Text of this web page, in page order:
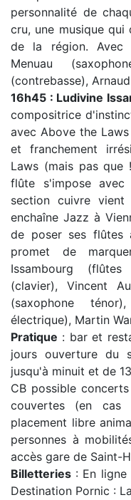
personnalité de
cru, une musique qui
de la région. Avec
Menuau
(contrebasse),
16h45 : Ludivine
compositrice
avec Above the
et franchement
Laws (mais pas que
flûte s'impose
section cuivre
enchaîne Jazz à
de poser ses
promet de
Issambourg
(clavier), Vincent
(saxophone
électrique), Martin
Pratique : bar et
jours ouverture du
jusqu'à minuit et de
CB possible
couvertes (en
placement libre
personnes à
accès gare de Saint-
Billetteries : En
Destination Pornic :